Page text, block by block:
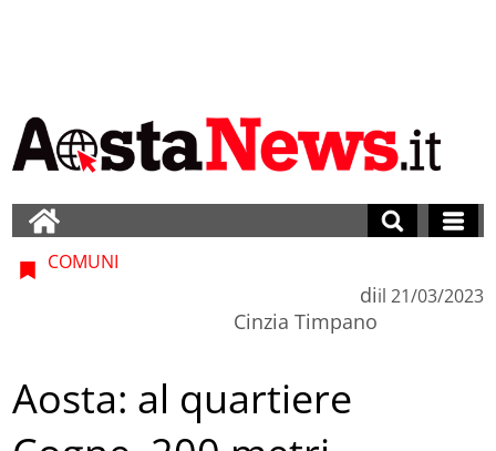
COMUNI
di
Cinzia Timpano
il 21/03/2023
Aosta: al quartiere